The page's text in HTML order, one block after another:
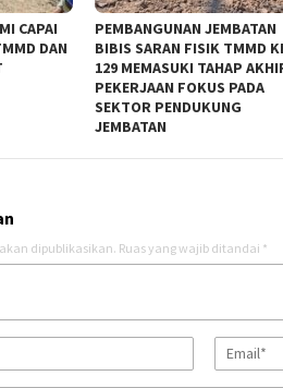
CAPAI
DAN
PEMBANGUNAN JEMBATAN
BIBIS SARAN FISIK TMMD
129 MEMASUKI TAHAP
PEKERJAAN FOKUS PADA
SEKTOR PENDUKUNG
JEMBATAN
dipublikasikan. Ruas yang wajib ditandai *